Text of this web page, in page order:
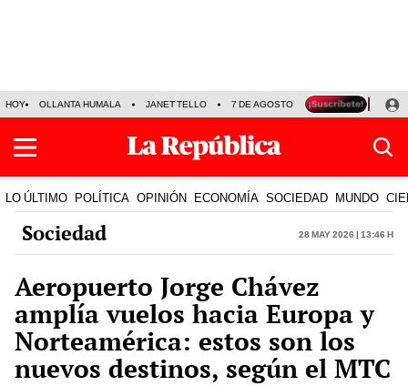
HOY OLLANTA HUMALA JANET TELLO 7 DE AGOSTO TINKA RESULTADOS
LO ÚLTIMO POLÍTICA OPINIÓN ECONOMÍA SOCIEDAD MUNDO
Sociedad 28 May 2026 | 13:46 h
Aeropuerto Jorge Chávez
amplía vuelos hacia Europa y
Norteamérica: estos son los
nuevos destinos, según el MTC